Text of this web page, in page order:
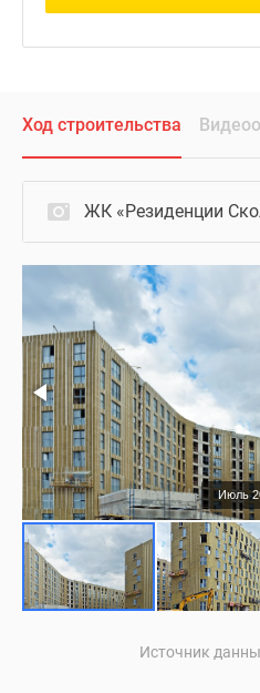
Ход строительства
Июль
Источник
ЖК «Резиденции